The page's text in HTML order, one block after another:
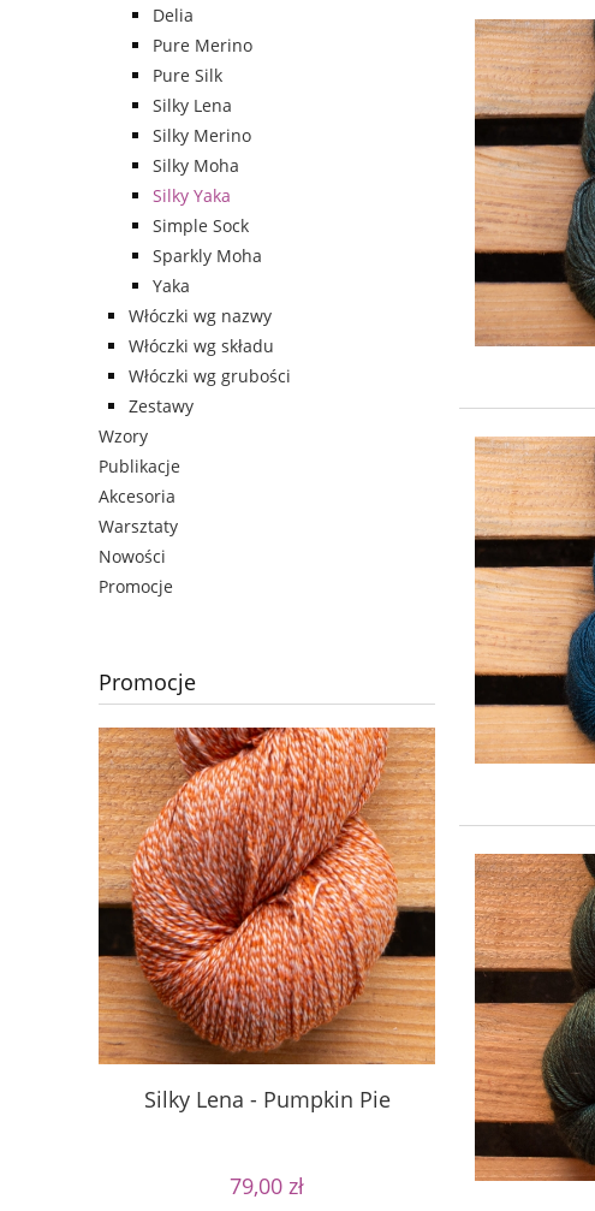
Delia
Pure Merino
Pure Silk
Silky Lena
Silky Merino
Silky Moha
Silky Yaka
Simple Sock
Sparkly Moha
Yaka
Włóczki wg nazwy
Włóczki wg składu
Włóczki wg grubości
Zestawy
Wzory
Publikacje
Akcesoria
Warsztaty
Nowości
Promocje
Promocje
Silky Lena - Pumpkin Pie
79,00 zł
Silky Lena -